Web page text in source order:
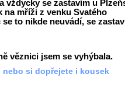
vždycky se zastavím u
na mříži z venku Svatého
to nikde neuvádí, se
věznici jsem se vyhýbala.
si dopřejete i kousek